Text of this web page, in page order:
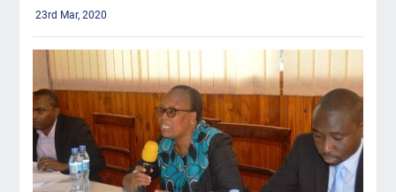
23rd Mar, 2020